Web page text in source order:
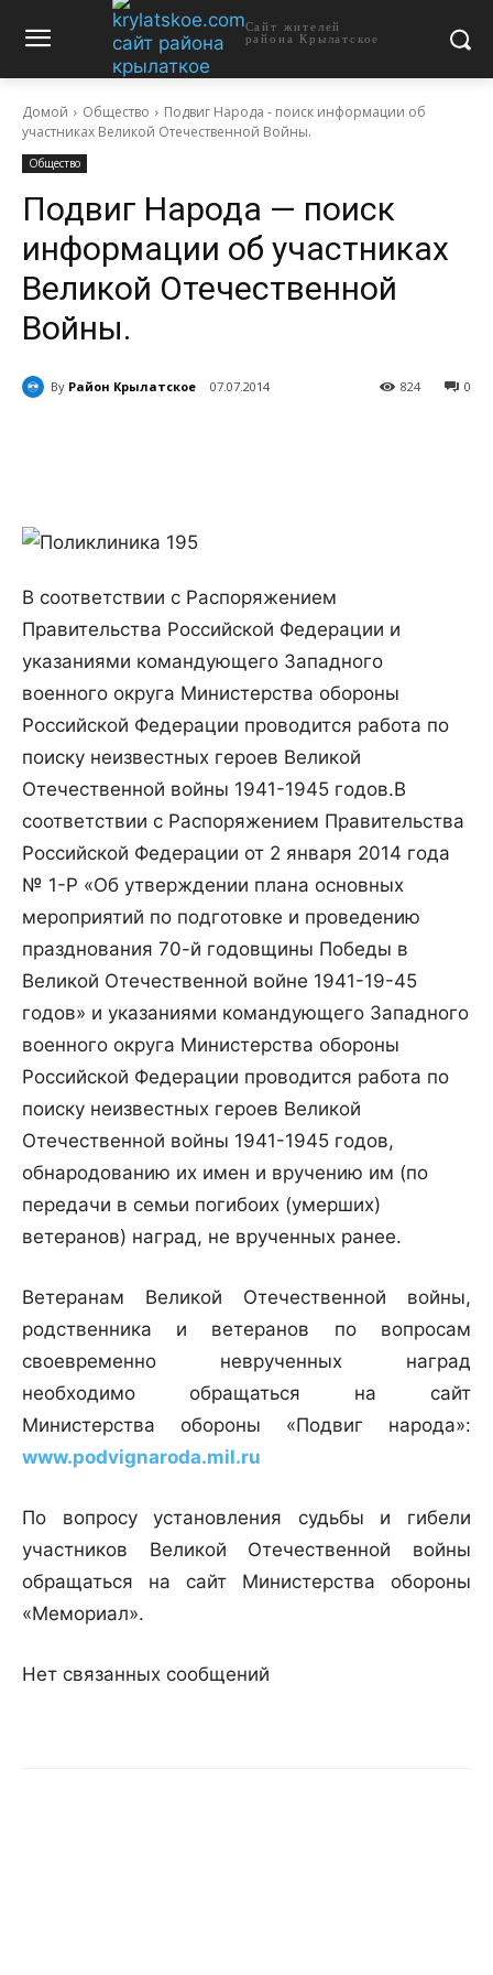
Сайт жителей
района Крылатское
Домой Общество
Подвиг Народа - поиск информации об
участниках Великой Отечественной Войны.
Общество
Подвиг Народа — поиск
информации об участниках
Великой Отечественной
Войны.
By Район Крылатское 07.07.2014 0
824
В соответствии с Распоряжением
Правительства Российской Федерации и
указаниями командующего Западного
военного округа Министерства обороны
Российской Федерации проводится работа по
поиску неизвестных героев Великой
Отечественной войны 1941-1945 годов.В
соответствии с Распоряжением Правительства
Российской Федерации от 2 января 2014 года
№ 1-Р «Об утверждении плана основных
мероприятий по подготовке и проведению
празднования 70-й годовщины Победы в
Великой Отечественной войне 1941-19-45
годов» и указаниями командующего Западного
военного округа Министерства обороны
Российской Федерации проводится работа по
поиску неизвестных героев Великой
Отечественной войны 1941-1945 годов,
обнародованию их имен и вручению им (по
передачи в семьи погибоих (умерших)
ветеранов) наград, не врученных ранее.
Ветеранам Великой Отечественной войны,
родственника и ветеранов по вопросам
своевременно неврученных наград
необходимо обращаться на сайт
Министерства обороны «Подвиг народа»:
www.podvignaroda.mil.ru
По вопросу установления судьбы и гибели
участников Великой Отечественной войны
обращаться на сайт Министерства обороны
«Мемориал».
Нет связанных сообщений